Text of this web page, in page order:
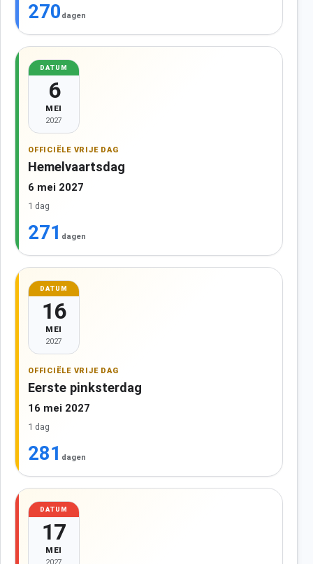
270 dagen
DATUM
6
MEI
2027
OFFICIËLE VRIJE DAG
Hemelvaartsdag
6 mei 2027
1 dag
271 dagen
DATUM
16
MEI
2027
OFFICIËLE VRIJE DAG
Eerste pinksterdag
16 mei 2027
1 dag
281 dagen
DATUM
17
MEI